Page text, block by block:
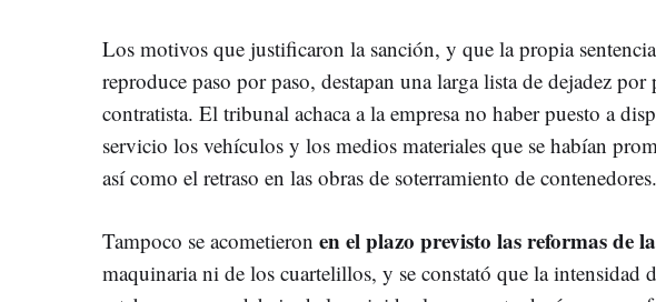
Los motivos que justificaron la sanción, y que la propia
reproduce paso por paso, destapan una larga lista de dejadez por
contratista. El tribunal achaca a la empresa no haber puesto a
servicio los vehículos y los medios materiales que se habían
así como el retraso en las obras de soterramiento de contenedores.
Tampoco se acometieron en el plazo previsto las reformas de
maquinaria ni de los cuartelillos, y se constató que la intensidad